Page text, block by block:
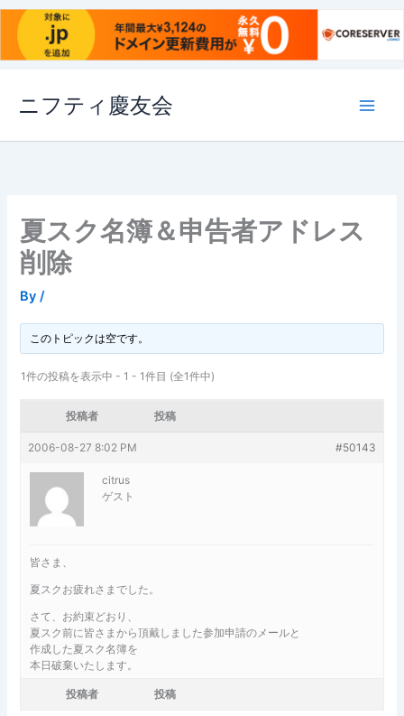
ス
ニフティ慶友会
夏スク名簿＆申告者アドレス
削除
By/
このトピックは空です。
1件の投稿を表示中 - 1 - 1件目 (全1件中)
投稿者 投稿
2006-08-27 8:02 PM #50143
citrus
ゲスト
皆さま、
夏スクお疲れさまでした。
さて、お約束どおり、
夏スク前に皆さまから頂戴しました参加申請のメールと
作成した夏スク名簿を
本日破棄いたします。
投稿者 投稿